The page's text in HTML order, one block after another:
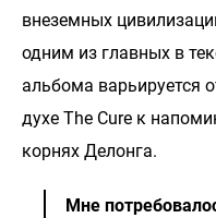
внеземных
одним из главных в
альбома варьируется
духе The Cure к
корнях Делонга.
Мне